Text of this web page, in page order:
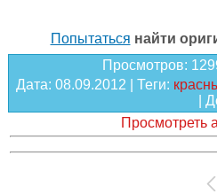
Попытаться найти
Просмотров:
Дата: 08.09.2012 | Теги:
Просмотреть